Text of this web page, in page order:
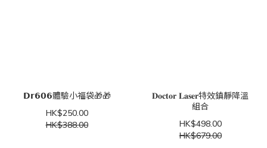
𝗗𝗿𝟲𝟬𝟲體驗小福袋🎁🎁
HK$250.00
HK$388.00
𝐃𝐨𝐜𝐭𝐨𝐫 𝐋𝐚𝐬𝐞𝐫特效鎮靜降溫
組合
HK$498.00
HK$679.00